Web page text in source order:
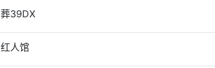
葬39DX
红人馆